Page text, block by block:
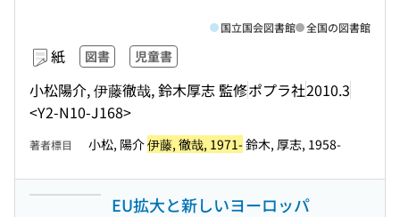
紙 図書 児童書
小松陽介, 伊藤徹哉, 鈴木厚志 監修ポプラ社2010.3
<Y2-N10-J168>
国立国会図書館 全国の図書館
著者標目 小松, 陽介伊藤, 徹哉, 1971-鈴木, 厚志, 1958-
EU拡大と新しいヨーロッパ